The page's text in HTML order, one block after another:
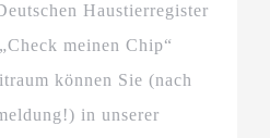
Haustierregister
meinen Chip“
können Sie (nach
in unserer